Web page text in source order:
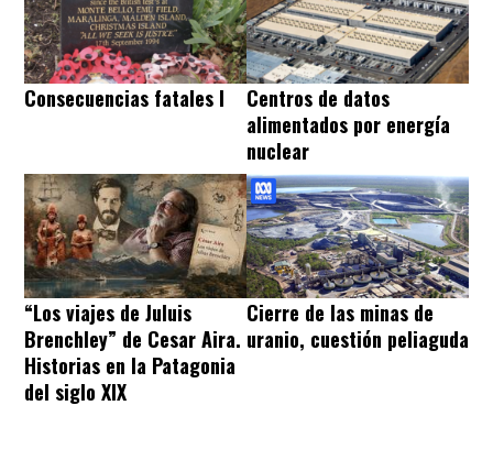
Consecuencias fatales I
Centros de datos
alimentados por energía
nuclear
“Los viajes de Juluis
Brenchley” de Cesar Aira.
Historias en la Patagonia
del siglo XIX
Cierre de las minas de
uranio, cuestión peliaguda